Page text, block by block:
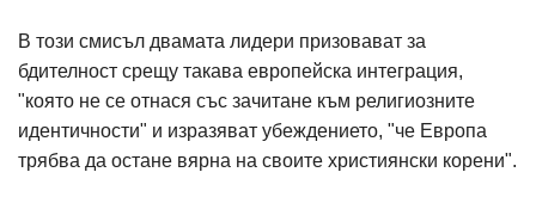
В този смисъл двамата лидери призовават за
бдителност срещу такава европейска интеграция,
"която не се отнася със зачитане към религиозните
идентичности" и изразяват убеждението, "че Европа
трябва да остане вярна на своите християнски корени".